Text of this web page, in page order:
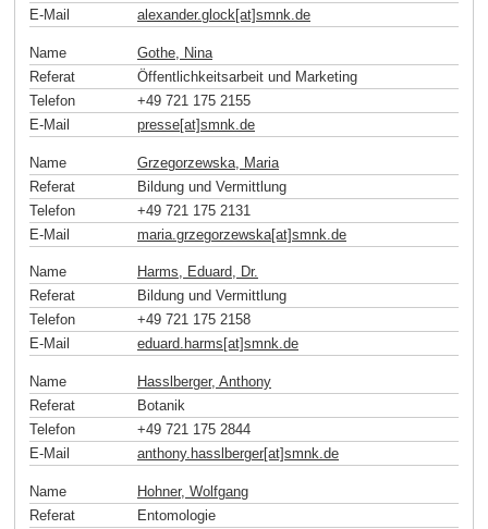
E-Mail
alexander.glock[at]smnk de
Name
Gothe, Nina
Referat
Öffentlichkeitsarbeit und Marketing
Telefon
+49 721 175 2155
E-Mail
presse[at]smnk de
Name
Grzegorzewska, Maria
Referat
Bildung und Vermittlung
Telefon
+49 721 175 2131
E-Mail
maria.grzegorzewska[at]smnk de
Name
Harms, Eduard, Dr.
Referat
Bildung und Vermittlung
Telefon
+49 721 175 2158
E-Mail
eduard.harms[at]smnk.de
Name
Hasslberger, Anthony
Referat
Botanik
Telefon
+49 721 175 2844
E-Mail
anthony.hasslberger[at]smnk.de
Name
Hohner, Wolfgang
Referat
Entomologie